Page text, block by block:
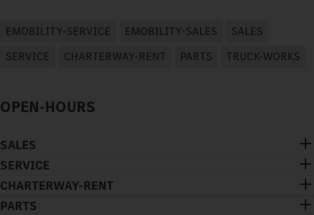
EMOBILITY-SERVICE EMOBILITY-SALES
SALES
SERVICE
CHARTERWAY-RENT PARTS TRUCK-WORKS
OPEN-HOURS
SALES
SERVICE
CHARTERWAY-RENT
PARTS